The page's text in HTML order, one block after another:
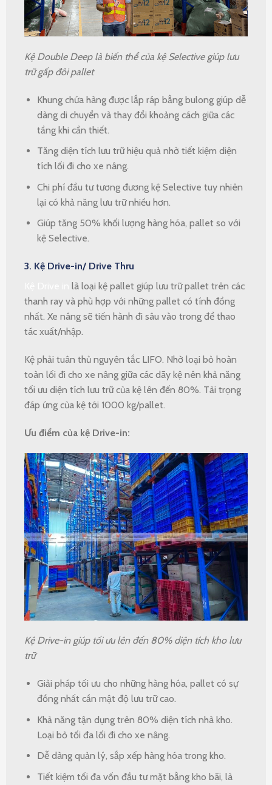
Kệ Double Deep là biến thể của kệ Selective giúp lưu
trữ gấp đôi pallet
Khung chứa hàng được lắp ráp bằng bulong giúp dễ
dàng di chuyển và thay đổi khoảng cách giữa các
tầng khi cần thiết.
Tăng diện tích lưu trữ hiệu quả nhờ tiết kiệm diện
tích lối đi cho xe nâng.
Chi phí đầu tư tương đương kệ Selective tuy nhiên
lại có khả năng lưu trữ nhiều hơn.
Giúp tăng 50% khối lượng hàng hóa, pallet so với
kệ Selective.
3. Kệ Drive-in/ Drive Thru
là loại kệ pallet giúp lưu trữ pallet trên các
thanh ray và phù hợp với những pallet có tính đồng
nhất. Xe nâng sẽ tiến hành đi sâu vào trong để thao
tác xuất/nhập.
Kệ phải tuân thủ nguyên tắc LIFO. Nhờ loại bỏ hoàn
toàn lối đi cho xe nâng giữa các dãy kệ nên khả năng
tối ưu diện tích lưu trữ của kệ lên đến 80%. Tải trọng
đáp ứng của kệ tới 1000 kg/pallet.
Ưu điểm của kệ Drive-in:
Kệ Drive-in giúptối ưu lên đến 80% diện tích kho lưu
trữ
Giải pháp tối ưu cho những hàng hóa, pallet có sự
đồng nhất cần mật độ lưu trữ cao.
Khả năng tận dụng trên 80% diện tích nhà kho.
Loại bỏ tối đa lối đi cho xe nâng.
Dễ dàng quản lý, sắp xếp hàng hóa trong kho.
Tiết kiệm tối đa vốn đầu tư mặt bằng kho bãi, là